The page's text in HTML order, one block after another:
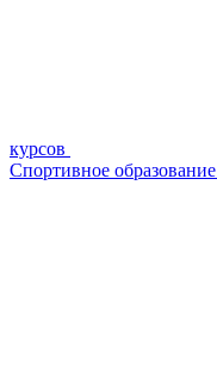
курсов
Спортивное образование